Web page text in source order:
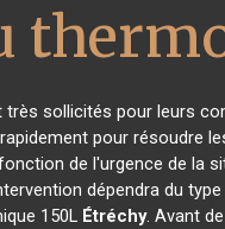
très sollicités pour leurs
pour résoudre
de l'urgence de la
dépendra du
150L Étréchy. Avant